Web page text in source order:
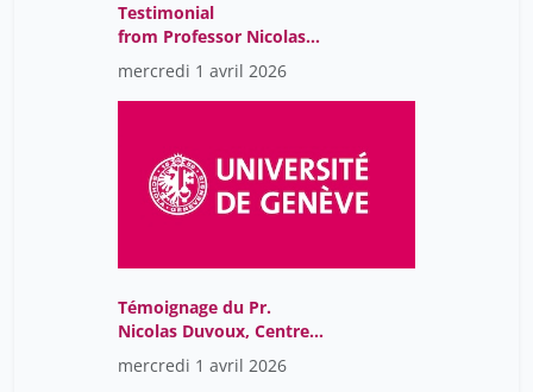
Testimonial
from Professor Nicolas
Duvoux, Geneva Centre
for Philanthropy (GCP)
mercredi 1 avril 2026
Témoignage du Pr.
Nicolas Duvoux, Centre
en philanthropie de
l'Université de Genève
mercredi 1 avril 2026